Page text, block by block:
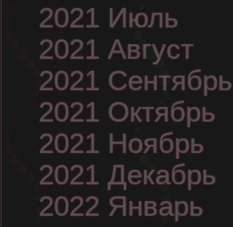
2021 Июль
2021 Август
2021 Сентябрь
2021 Октябрь
2021 Ноябрь
2021 Декабрь
2022 Январь